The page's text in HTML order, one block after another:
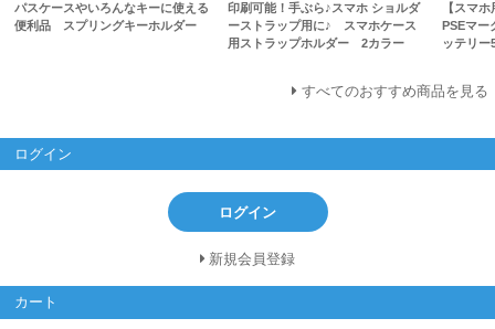
パスケースやいろんなキーに使える
便利品 スプリングキーホルダー
印刷可能！手ぶら♪スマホ ショルダ
ーストラップ用に♪ スマホケース
用ストラップホルダー 2カラー
【スマ
PSEマー
ッテリ
すべてのおすすめ商品を見る
ログイン
ログイン
新規会員登録
カート